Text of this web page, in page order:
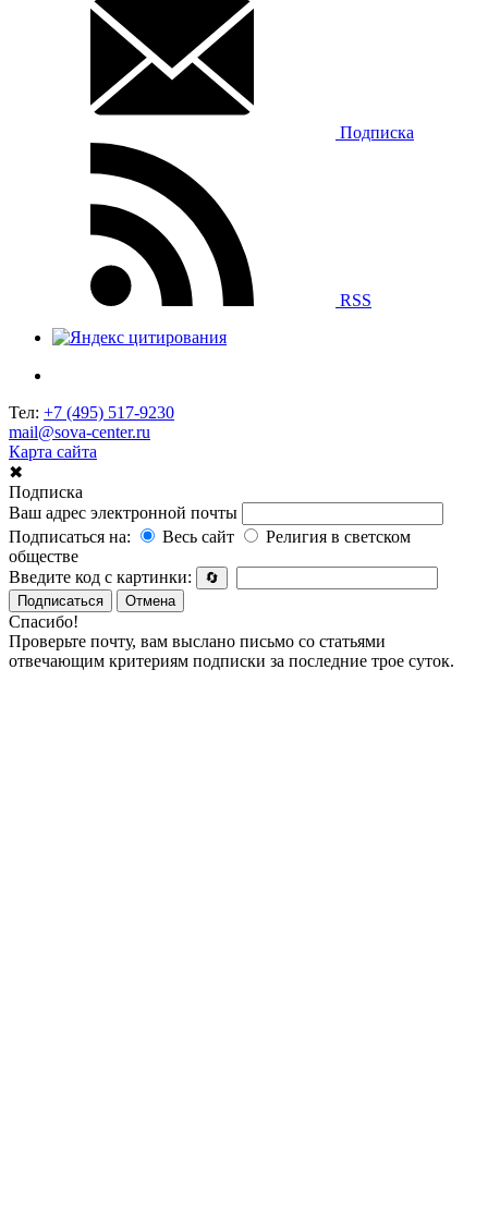
Подписка
RSS
Тел: +7 (495) 517-9230
mail@sova-center.ru
Карта сайта
✖
Подписка
Ваш адрес электронной почты
Подписаться на:
Весь сайт
Религия в светском
обществе
Введите код с картинки:
🔄
Подписаться
Отмена
Спасибо!
Проверьте почту, вам выслано письмо со статьями
отвечающим критериям подписки за последние трое суток.